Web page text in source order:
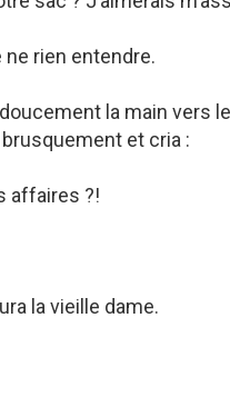
rien entendre.
la main vers
et cria :
affaires ?!
la vieille dame.